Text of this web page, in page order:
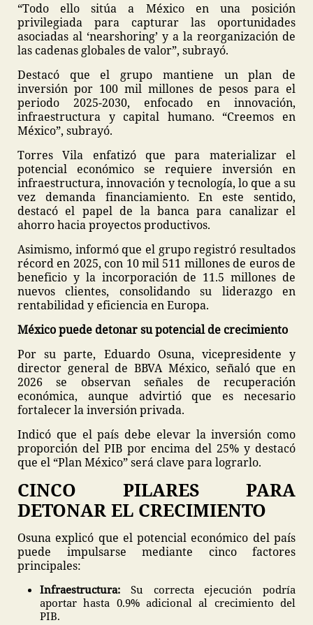
“Todo ello sitúa a México en una posición
privilegiada para capturar las oportunidades
asociadas al ‘nearshoring’ y a la reorganización de
las cadenas globales de valor”, subrayó.
Destacó que el grupo mantiene un plan de
inversión por 100 mil millones de pesos para el
periodo 2025-2030, enfocado en innovación,
infraestructura y capital humano. “Creemos en
México”, subrayó.
Torres Vila enfatizó que para materializar el
potencial económico se requiere inversión en
infraestructura, innovación y tecnología, lo que a su
vez demanda financiamiento. En este sentido,
destacó el papel de la banca para canalizar el
ahorro hacia proyectos productivos.
Asimismo, informó que el grupo registró resultados
récord en 2025, con 10 mil 511 millones de euros de
beneficio y la incorporación de 11.5 millones de
nuevos clientes, consolidando su liderazgo en
rentabilidad y eficiencia en Europa.
México puede detonar su potencial de crecimiento
Por su parte, Eduardo Osuna, vicepresidente y
director general de BBVA México, señaló que en
2026 se observan señales de recuperación
económica, aunque advirtió que es necesario
fortalecer la inversión privada.
Indicó que el país debe elevar la inversión como
proporción del PIB por encima del 25% y destacó
que el “Plan México” será clave para lograrlo.
CINCO PILARES PARA
DETONAR EL CRECIMIENTO
Osuna explicó que el potencial económico del país
puede impulsarse mediante cinco factores
principales:
Infraestructura: Su correcta ejecución podría
aportar hasta 0.9% adicional al crecimiento del
PIB.